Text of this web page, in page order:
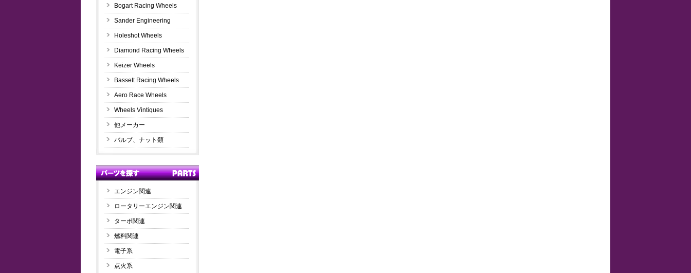
Bogart Racing Wheels
Sander Engineering
Holeshot Wheels
Diamond Racing Wheels
Keizer Wheels
Bassett Racing Wheels
Aero Race Wheels
Wheels Vintiques
他メーカー
バルブ、ナット類
エンジン関連
ロータリーエンジン関連
ターボ関連
燃料関連
電子系
点火系